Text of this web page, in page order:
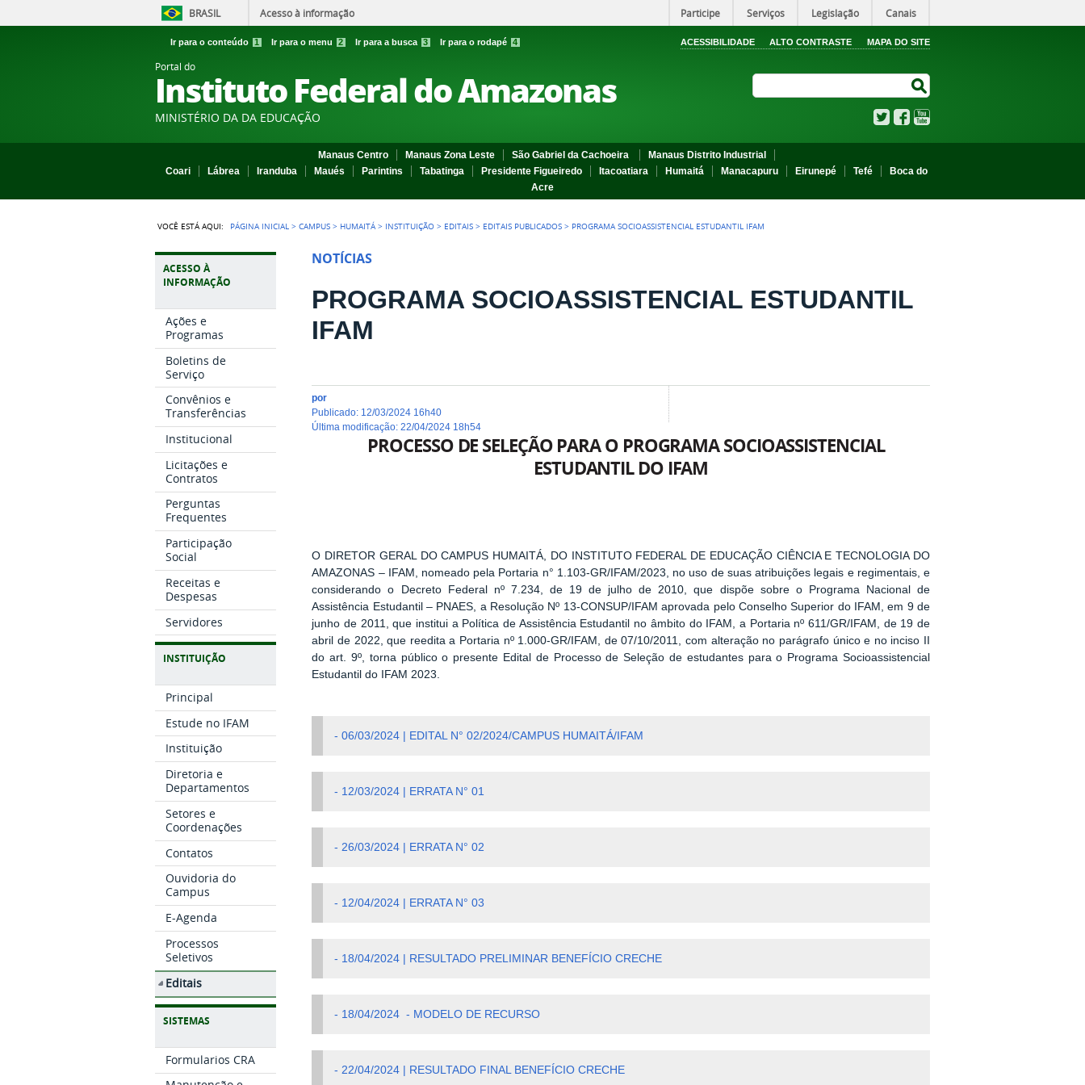
BRASIL Acesso à informação Participe Serviços Legislação Canais
Ir para o conteúdo 1 Ir para o menu 2 Ir para a busca 3 Ir para o rodapé 4 ACESSIBILIDADE ALTO CONTRASTE MAPA DO SITE
Portal do
Instituto Federal do Amazonas
MINISTÉRIO DA DA EDUCAÇÃO TwitterFacebook
Manaus Centro Manaus Zona Leste São Gabriel da Cachoeira
Manaus Distrito Industrial
Coari
Lábrea Iranduba Maués Parintins Tabatinga Presidente Figueiredo Itacoatiara Humaitá Manacapuru Eirunepé Tefé
Boca do
Acre
VOCÊ ESTÁ AQUI: PÁGINA INICIAL >CAMPUS > HUMAITÁ > INSTITUIÇÃO > EDITAIS > EDITAIS PUBLICADOS > PROGRAMA SOCIOASSISTENCIAL ESTUDANTIL IFAM
ACESSO À
INFORMAÇÃO
Ações e
Programas
Boletins de
Serviço
Convênios e
Transferências
Institucional
Licitações e
Contratos
Perguntas
Frequentes
Participação
Social
Receitas e
Despesas
Servidores
INSTITUIÇÃO
Principal
Estude no IFAM
Instituição
Diretoria e
Departamentos
Setores e
Coordenações
Contatos
Ouvidoria do
Campus
E-Agenda
Processos
Seletivos
Editais
SISTEMAS
Formularios CRA
NOTÍCIAS
PROGRAMA SOCIOASSISTENCIAL ESTUDANTIL
IFAM
por
publicado: 12/03/2024 16h40
última modificação:22/04/2024 18h54
PROCESSO DE SELEÇÃO PARA O PROGRAMA SOCIOASSISTENCIAL
ESTUDANTIL DO IFAM
O DIRETOR GERAL DO CAMPUS HUMAITÁ, DO INSTITUTO FEDERAL DE EDUCAÇÃO CIÊNCIA E TECNOLOGIA DO
AMAZONAS – IFAM, nomeado pela Portaria n° 1.103-GR/IFAM/2023, no uso de suas atribuições legais e regimentais, e
considerando o Decreto Federal nº 7.234, de 19 de julho de 2010, que dispõe sobre o Programa Nacional de
Assistência Estudantil – PNAES, a Resolução Nº 13-CONSUP/IFAM aprovada pelo Conselho Superior do IFAM, em 9 de
junho de 2011, que institui a Política de Assistência Estudantil no âmbito do IFAM, a Portaria nº 611/GR/IFAM, de 19 de
abril de 2022, que reedita a Portaria nº 1.000-GR/IFAM, de 07/10/2011, com alteração no parágrafo único e no inciso II
do art. 9º, torna público o presente Edital de Processo de Seleção de estudantes para o Programa Socioassistencial
Estudantil do IFAM 2023.
- 06/03/2024 | EDITAL N° 02/2024/CAMPUS HUMAITÁ/IFAM
- 12/03/2024 | ERRATA N° 01
- 26/03/2024 | ERRATA N° 02
- 12/04/2024 | ERRATA N° 03
- 18/04/2024 | RESULTADO PRELIMINAR BENEFÍCIO CRECHE
- 18/04/2024 - MODELO DE RECURSO
- 22/04/2024 | RESULTADO FINAL BENEFÍCIO CRECHE